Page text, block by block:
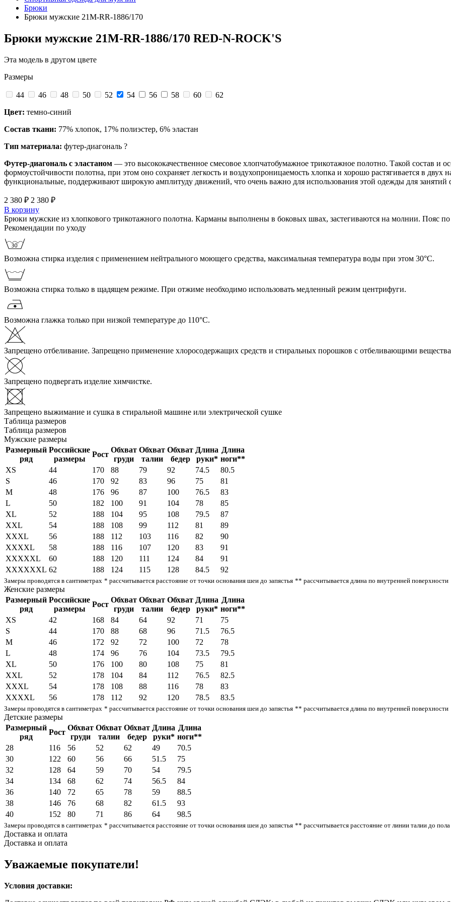
Брюки
Брюки мужские 21M-RR-1886/170
Брюки мужские 21M-RR-1886/170 RED-N-ROCK'S
Эта модель в другом цвете
Размеры
44 46 48 50 52 54 56 58 60
62
Цвет: темно-синий
Состав ткани: 77% хлопок, 17% полиэстер, 6% эластан
Тип материала: футер-диагональ ?
Футер-диагональ с эластаном — это высококачественное смесовое хлопчатобумажное трикотажное полотно. Такой состав и
формоустойчивости полотна, при этом оно сохраняет легкость и воздухопроницаемость хлопка и хорошо растягивается в
функциональные, поддерживают широкую амплитуду движений, что очень важно для использования этой одежды для занятий
2 380 ₽ 2 380 ₽
В корзину
Брюки мужские из хлопкового трикотажного полотна. Карманы выполнены в боковых швах, застегиваются на молнии. Пояс по
Рекомендации по уходу
Возможна стирка изделия с применением нейтрального моющего средства, максимальная температура воды при этом 30°С.
Возможна стирка только в щадящем режиме. При отжиме необходимо использовать медленный режим центрифуги.
Возможна глажка только при низкой температуре до 110°С.
Запрещено отбеливание. Запрещено применение хлоросодержащих средств и стиральных порошков с отбеливающими
Запрещено подвергать изделие химчистке.
Запрещено выжимание и сушка в стиральной машине или электрической сушке
Таблица размеров
Таблица размеров
Мужские размеры
Размерный
ряд
Российские
размеры
Рост
Обхват
груди
Обхват
талии
Обхват
бедер
Длина
руки*
Длина
ноги**
XS
44 170 88 79 92 74.5
80.5
S
46 170 92 83 96 75
81
M
48 176 96 87 100 76.5
83
L
50 182 100 91 104 78
85
XL
52 188 104 95 108 79.5
87
XXL
54 188 108 99 112 81
89
XXXL
56 188 112 103 116 82
90
XXXXL
58 188 116 107 120 83
91
XXXXXL
60 188 120 111 124 84
91
XXXXXXL 62 188 124 115 128 84.5 92
Замеры проводятся в сантиметрах * рассчитывается расстояние от точки основания шеи до запястья ** рассчитывается длина по внутренней поверхности
Женские размеры
Размерный
ряд
Российские
размеры
Рост
Обхват
груди
Обхват
талии
Обхват
бедер
Длина
руки*
Длина
ноги**
XS
42 168 84 64 92 71
75
S
44 170 88 68 96 71.5
76.5
M
46 172 92 72 100 72
78
L
48 174 96 76 104 73.5
79.5
XL
50 176 100 80 108 75
81
XXL
52 178 104 84 112 76.5
82.5
XXXL
54 178 108 88 116 78
83
XXXXL
56 178 112 92 120 78.5 83.5
Замеры проводятся в сантиметрах * рассчитывается расстояние от точки основания шеи до запястья ** рассчитывается длина по внутренней поверхности
Детские размеры
Размерный
ряд
Рост
Обхват
груди
Обхват
талии
Обхват
бедер
Длина
руки*
Длина
ноги**
28
116 56 52 62 49
70.5
30
122 60 56 66 51.5
75
32
128 64 59 70 54
79.5
34
134 68 62 74 56.5
84
36
140 72 65 78 59
88.5
38
146 76 68 82 61.5
93
40
152 80 71 86 64 98.5
Замеры проводятся в сантиметрах * рассчитывается расстояние от точки основания шеи до запястья ** рассчитывается расстояние от линии талии до
Доставка и оплата
Доставка и оплата
Уважаемые покупатели!
Условия доставки: